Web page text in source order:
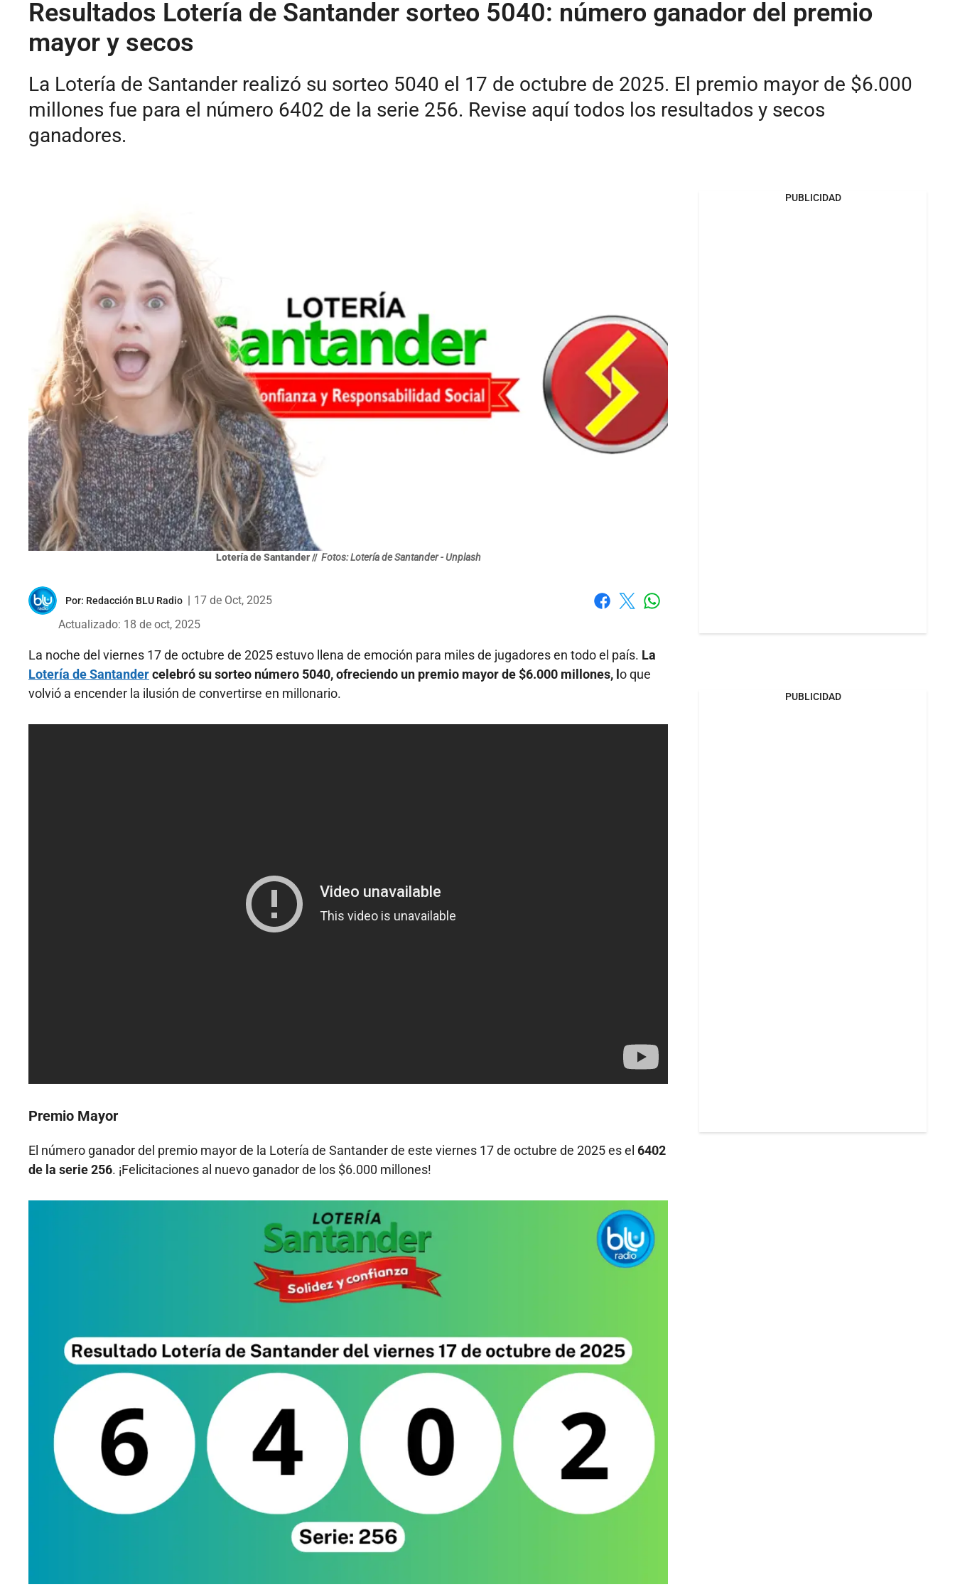
Resultados Lotería de Santander sorteo 5040: número ganador del premio
mayor y secos
La Lotería de Santander realizó su sorteo 5040 el 17 de octubre de 2025. El premio mayor de $6.000
millones fue para el número 6402 de la serie 256. Revise aquí todos los resultados y secos
ganadores.
Lotería de Santander // Fotos: Lotería de Santander - Unplash
Por: Redacción BLU Radio
17 de Oct, 2025
Actualizado: 18 de oct, 2025
La noche del viernes 17 de octubre de 2025 estuvo llena de emoción para miles de jugadores en todo el país. La
Lotería de Santandercelebró su sorteo número 5040, ofreciendo un premio mayor de $6.000 millones, l o que
volvió a encender la ilusión de convertirse en millonario.
Premio Mayor
El número ganador del premio mayor de la Lotería de Santander de este viernes 17 de octubre de 2025 es el 6402
de la serie 256. ¡Felicitaciones al nuevo ganador de los $6.000 millones!
PUBLICIDAD
PUBLICIDAD